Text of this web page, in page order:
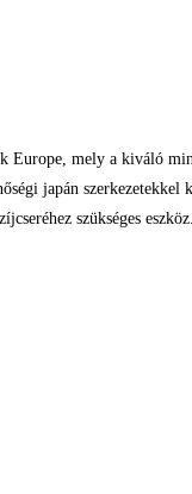
mely a kiváló
japán
szükséges eszköz.